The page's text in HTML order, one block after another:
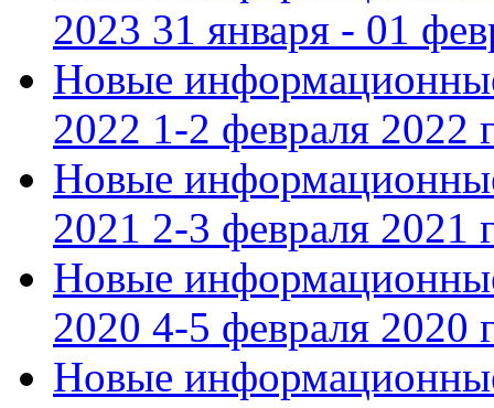
2023 31 января - 01
Новые
2022 1-2 февраля 2022
Новые
2021 2-3 февраля 2021
Новые
2020 4-5 февраля 2020
Новые